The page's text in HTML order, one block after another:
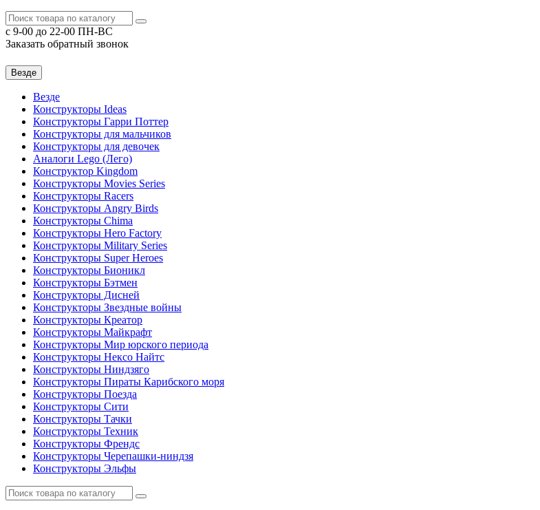
c 9-00 до 22-00 ПН-ВС
Заказать обратный звонок
Везде
Везде
Конструкторы Ideas
Конструкторы Гарри Поттер
Конструкторы для мальчиков
Конструкторы для девочек
Аналоги Lego (Лего)
Конструктор Kingdom
Конструкторы Movies Series
Конструкторы Racers
Конструкторы Angry Birds
Конструкторы Chima
Конструкторы Hero Factory
Конструкторы Military Series
Конструкторы Super Heroes
Конструкторы Бионикл
Конструкторы Бэтмен
Конструкторы Дисней
Конструкторы Звездные войны
Конструкторы Креатор
Конструкторы Майкрафт
Конструкторы Мир юрского периода
Конструкторы Нексо Найтс
Конструкторы Ниндзяго
Конструкторы Пираты Карибского моря
Конструкторы Поезда
Конструкторы Сити
Конструкторы Тачки
Конструкторы Техник
Конструкторы Френдс
Конструкторы Черепашки-ниндзя
Конструкторы Эльфы